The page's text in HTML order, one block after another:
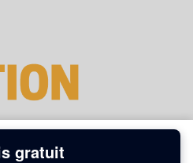
gratuit